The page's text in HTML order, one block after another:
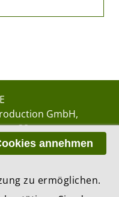
GmbH
38
annehmen
zu ermöglichen.